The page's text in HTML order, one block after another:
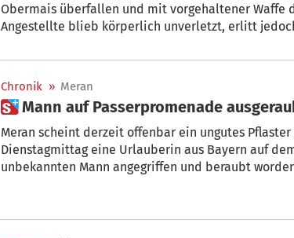
Obermais überfallen und mit vorgehaltener Waffe
Angestellte blieb körperlich unverletzt, erlitt
Chronik » Meran
 Mann auf Passerpromenade
Meran scheint derzeit offenbar ein ungutes Pflaster zu sein: Nachdem am
Dienstagmittag eine Urlauberin aus Bayern auf dem Radweg von einem bis dato
unbekannten Mann angegriffen und beraubt worden ist, traf das beinahe selbe